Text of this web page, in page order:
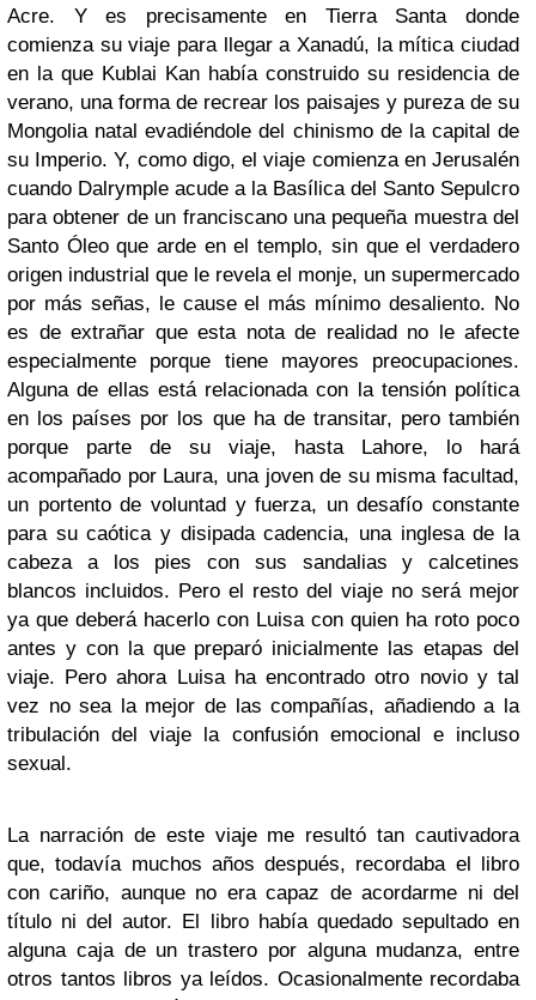
Acre. Y es precisamente en Tierra Santa donde
comienza su viaje para llegar a Xanadú, la mítica ciudad
en la que Kublai Kan había construido su residencia de
verano, una forma de recrear los paisajes y pureza de su
Mongolia natal evadiéndole del chinismo de la capital de
su Imperio. Y, como digo, el viaje comienza en Jerusalén
cuando Dalrymple acude a la Basílica del Santo Sepulcro
para obtener de un franciscano una pequeña muestra del
Santo Óleo que arde en el templo, sin que el verdadero
origen industrial que le revela el monje, un supermercado
por más señas, le cause el más mínimo desaliento. No
es de extrañar que esta nota de realidad no le afecte
especialmente porque tiene mayores preocupaciones.
Alguna de ellas está relacionada con la tensión política
en los países por los que ha de transitar, pero también
porque parte de su viaje, hasta Lahore, lo hará
acompañado por Laura, una joven de su misma facultad,
un portento de voluntad y fuerza, un desafío constante
para su caótica y disipada cadencia, una inglesa de la
cabeza a los pies con sus sandalias y calcetines
blancos incluidos. Pero el resto del viaje no será mejor
ya que deberá hacerlo con Luisa con quien ha roto poco
antes y con la que preparó inicialmente las etapas del
viaje. Pero ahora Luisa ha encontrado otro novio y tal
vez no sea la mejor de las compañías, añadiendo a la
tribulación del viaje la confusión emocional e incluso
sexual.
La narración de este viaje me resultó tan cautivadora
que, todavía muchos años después, recordaba el libro
con cariño, aunque no era capaz de acordarme ni del
título ni del autor. El libro había quedado sepultado en
alguna caja de un trastero por alguna mudanza, entre
otros tantos libros ya leídos. Ocasionalmente recordaba